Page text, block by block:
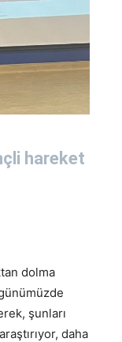
hareket
dolma
şunları
daha